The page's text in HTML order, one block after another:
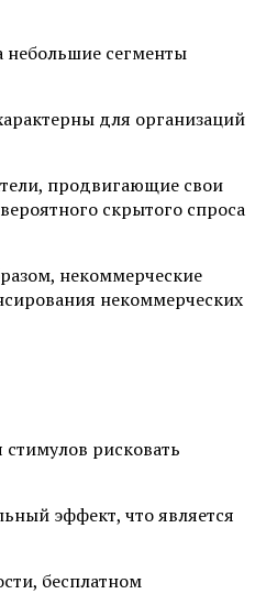
сегменты
для организаций
продвигающие свои
скрытого спроса
некоммерческие
некоммерческих
рисковать
эффект, что является
бесплатном